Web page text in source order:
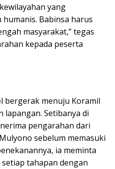
yang
Babinsa harus
masyarakat,” tegas
kepada peserta
bergerak menuju Koramil
lapangan. Setibanya di
pengarahan dari
sebelum memasuki
ia meminta
tahapan dengan